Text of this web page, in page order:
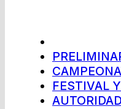
FESTIVAL